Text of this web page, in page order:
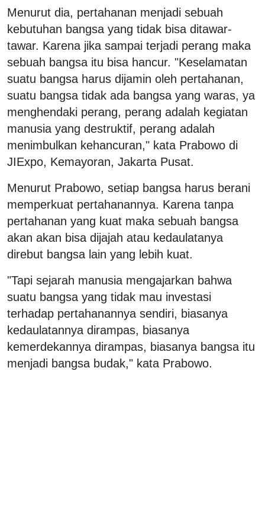
Menurut dia, pertahanan menjadi sebuah
kebutuhan bangsa yang tidak bisa ditawar-
tawar. Karena jika sampai terjadi perang maka
sebuah bangsa itu bisa hancur. "Keselamatan
suatu bangsa harus dijamin oleh pertahanan,
suatu bangsa tidak ada bangsa yang waras, ya
menghendaki perang, perang adalah kegiatan
manusia yang destruktif, perang adalah
menimbulkan kehancuran," kata Prabowo di
JIExpo, Kemayoran, Jakarta Pusat.
Menurut Prabowo, setiap bangsa harus berani
memperkuat pertahanannya. Karena tanpa
pertahanan yang kuat maka sebuah bangsa
akan akan bisa dijajah atau kedaulatanya
direbut bangsa lain yang lebih kuat.
"Tapi sejarah manusia mengajarkan bahwa
suatu bangsa yang tidak mau investasi
terhadap pertahanannya sendiri, biasanya
kedaulatannya dirampas, biasanya
kemerdekannya dirampas, biasanya bangsa itu
menjadi bangsa budak," kata Prabowo.